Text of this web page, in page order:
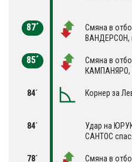
87´
Смяна в
ВАНДЕРСОН,
85´
Смяна в
КАМПАНЯРО,
84´ Корнер за
84´
Удар на
САНТОС
78´
Смяна в